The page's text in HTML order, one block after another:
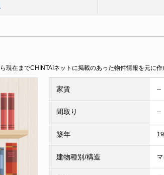
現在までCHINTAIネットに掲載のあった物件情報を元に作
家賃 --
間取り --
築年
建物種別/構造